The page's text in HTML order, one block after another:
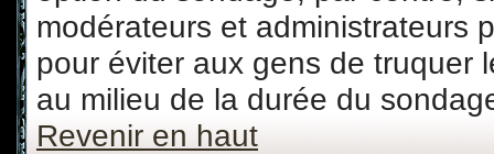
modérateurs et administrateurs
pour éviter aux gens de truquer
au milieu de la durée du
Revenir en haut